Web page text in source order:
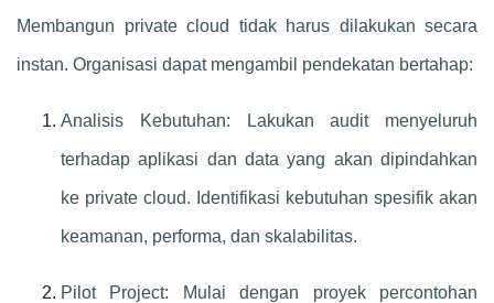
Membangun private cloud tidak harus dilakukan secara
instan. Organisasi dapat mengambil pendekatan bertahap:
Analisis Kebutuhan: Lakukan audit menyeluruh
terhadap aplikasi dan data yang akan dipindahkan
ke private cloud. Identifikasi kebutuhan spesifik akan
keamanan, performa, dan skalabilitas.
Pilot Project: Mulai dengan proyek percontohan